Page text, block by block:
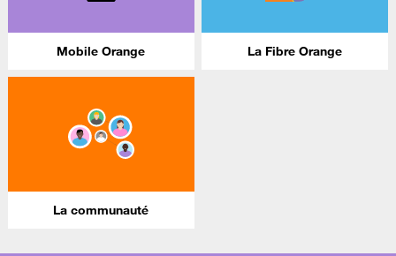
Mobile Orange La Fibre Orange
La communauté